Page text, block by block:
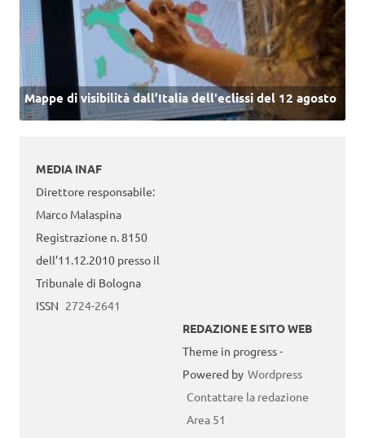
Mappe di visibilità dall’Italia dell'eclissi del 12 agosto
MEDIA INAF
Direttore responsabile:
Marco Malaspina
Registrazione n. 8150
dell’11.12.2010 presso il
Tribunale di Bologna
ISSN 2724-2641
REDAZIONE E SITO WEB
Theme in progress -
Powered by Wordpress
Contattare la redazione
Area 51